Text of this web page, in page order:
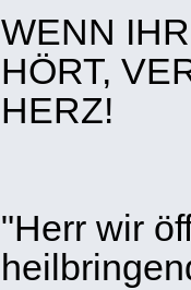
WENN
HÖRT,
HERZ!
"Herr wir